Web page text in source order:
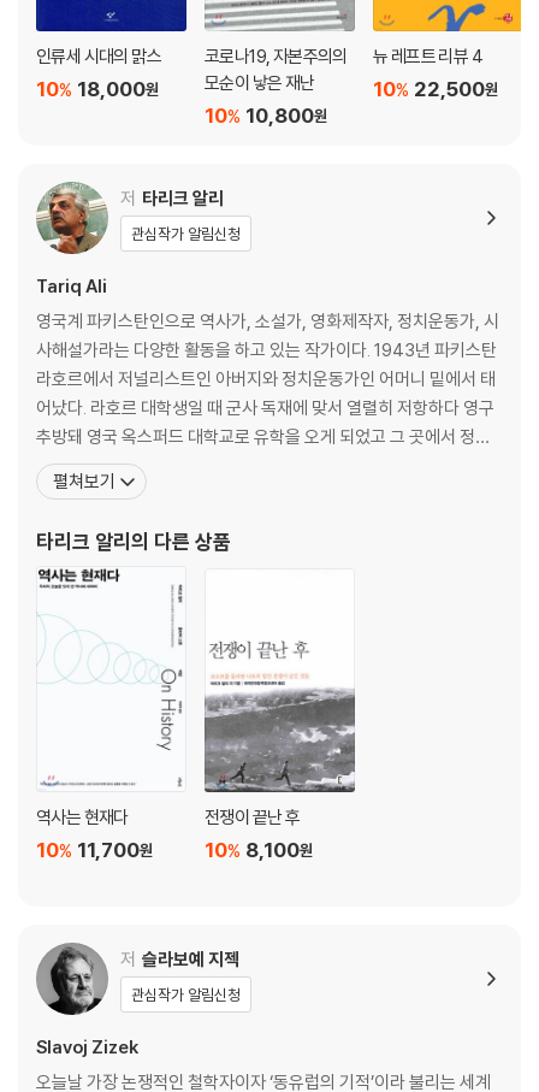
인류세 시대의 맑스
18,000원
10%
코로나19, 자본주의의
모순이 낳은 재난
10,800원
10%
뉴 레프트 리뷰 4
22,500원
10%
저 타리크 알리
관심작가 알림신청
Tariq Ali
영국계 파키스탄인으로 역사가, 소설가, 영화제작자, 정치운동가, 시
사해설가라는 다양한 활동을 하고 있는 작가이다. 1943년 파키스탄
라호르에서 저널리스트인 아버지와 정치운동가인 어머니 밑에서 태
어났다. 라호르 대학생일 때 군사 독재에 맞서 열렬히 저항하다 영구
추방돼 영국 옥스퍼드 대학교로 유학을 오게 되었고 그 곳에서 정치
학, 경제학, 철학 등을 공부했다. 그는 옥스퍼드 유니언의 회장으로
선출되어 베트남전 반대 시위를 계획하면서부터 정치적 명성을 쌓게
하며 전 세계적으로 격동의 시기였던 1960년대
펼쳐보기
타리크 알리의 다른 상품
역사는 현재다
11,700원
10%
전쟁이 끝난 후
8,100원
10%
저 슬라보예 지젝
관심작가 알림신청
Slavoj Zizek
오늘날 가장 논쟁적인 철학자이자 ‘동유럽의 기적’이라 불리는 세계